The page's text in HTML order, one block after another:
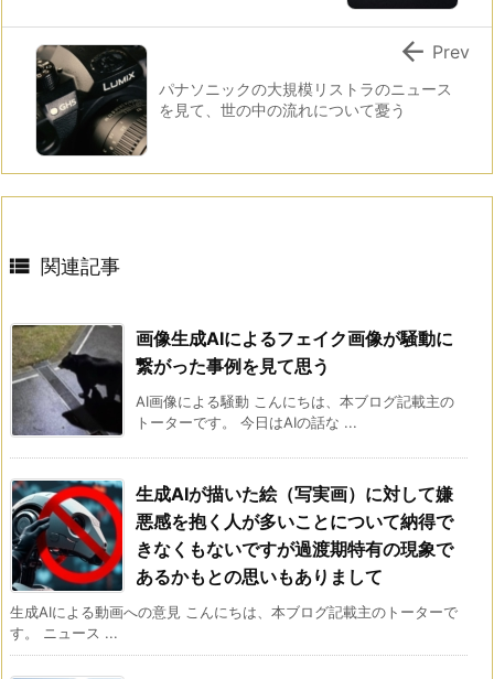
パナソニックの大規模リストラのニュース
を見て、世の中の流れについて憂う
 Prev
 関連記事
画像生成AIによるフェイク画像が騒動に
繋がった事例を見て思う
AI画像による騒動 こんにちは、本ブログ記載主の
トーターです。 今日はAIの話な ...
生成AIが描いた絵（写実画）に対して嫌
悪感を抱く人が多いことについて納得で
きなくもないですが過渡期特有の現象で
あるかもとの思いもありまして
生成AIによる動画への意見 こんにちは、本ブログ記載主のトーターで
す。 ニュース ...